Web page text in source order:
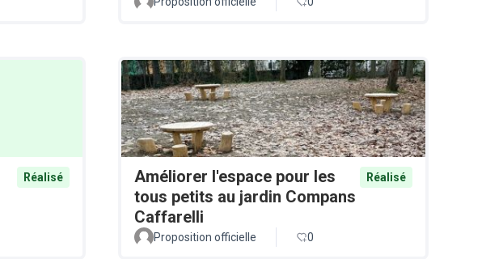
Réalisé
Améliorer l'espace pour les
tous petits au jardin Compans
Caffarelli
Réalisé
Proposition officielle 0